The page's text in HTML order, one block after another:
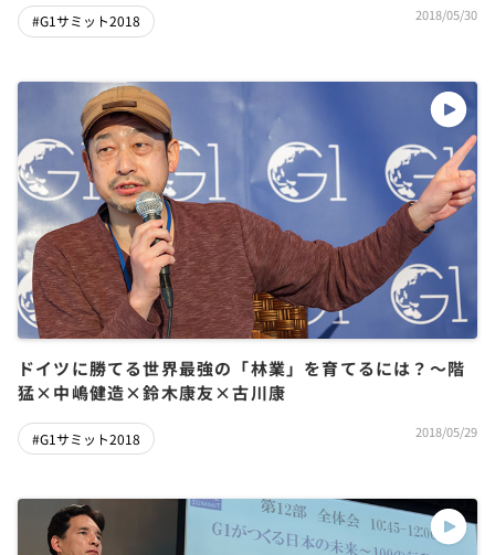
#G1サミット2018 2018/05/30
ドイツに勝てる世界最強の「林業」を育てるには？～階
猛×中嶋健造×鈴木康友×古川康
#G1サミット2018 2018/05/29